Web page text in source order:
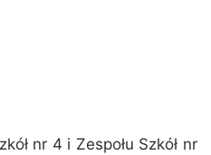
nr 4 i Zespołu Szkół nr